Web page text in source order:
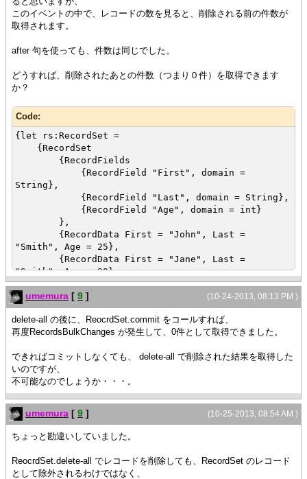
このイベントの中で、レコードの数を見ると、削除される前の件数が
取得されます。
after 句を使っても、件数は同じでした。
どうすれば、削除されたあとの件数（つまり０件）を取得できます
か？
Code:
{let rs:RecordSet =
{RecordSet
{RecordFields
{RecordField "First", domain =
String},
{RecordField "Last", domain = String},
{RecordField "Age", domain = int}
},
{RecordData First = "John", Last =
"Smith", Age = 25},
{RecordData First = "Jane", Last =
"Smith", Age = 29},
{RecordData First = "Jane", Last =
"Jones", Age = 28},
{on e:RecordsBulkChanges at rs:RecordSet
do
ード数:" & rs.size}
{after 1s do
{popup-message "RecordsBulkChanges
after レコード数:" & rs.size}
}
},
{on e:RecordRemoved at rs:RecordSet do
数:" & rs.size}
}
(10-24-2013, 08:13 PM )
umemura [ 9 ]
delete-all の後に、ReocrdSet.commit をコールすれば、
再度RecordsBulkChanges が発生して、0件として取得できました。
できればコミットしなくても、 delete-all で削除された結果を取得した
いのですが、
不可能なのでしょうか・・・。
(10-25-2013, 08:54 AM )
umemura [ 9 ]
ちょっと勘違いしていました。
ReocrdSet.delete-all でレコードを削除しても、RecordSet のレコード
として除外されるわけではなく、